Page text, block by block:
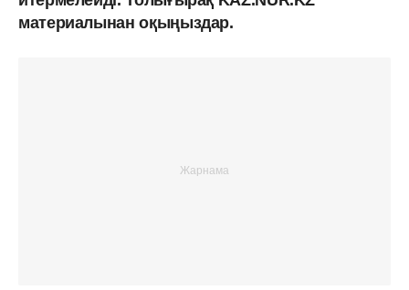
материалынан оқыңыздар.